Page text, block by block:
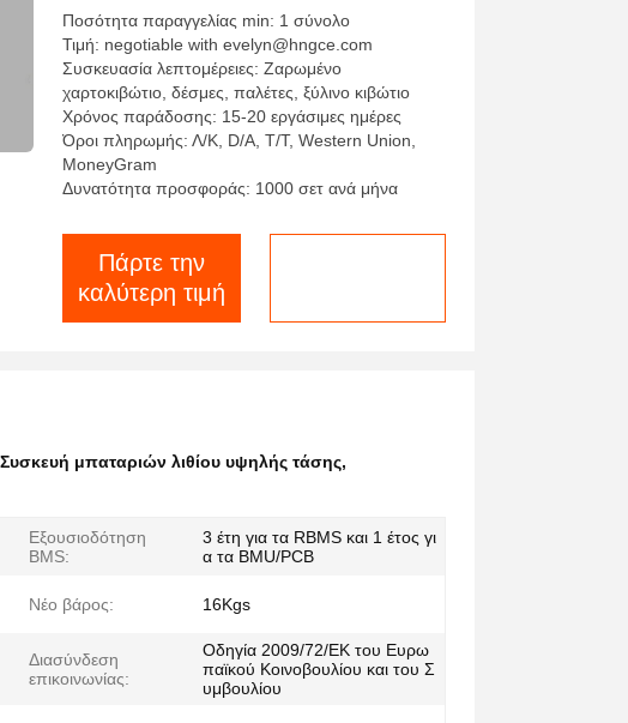
Ποσότητα παραγγελίας min: 1 σύνολο
Τιμή: negotiable with evelyn@hngce.com
Συσκευασία λεπτομέρειες: Ζαρωμένο
χαρτοκιβώτιο, δέσμες, παλέτες, ξύλινο κιβώτιο
Χρόνος παράδοσης: 15-20 εργάσιμες ημέρες
Όροι πληρωμής: Λ/Κ, D/A, T/T, Western Union,
MoneyGram
Δυνατότητα προσφοράς: 1000 σετ ανά μήνα
Πάρτε την
καλύτερη τιμή
Συσκευή μπαταριών λιθίου υψηλής τάσης,
Εξουσιοδότηση
BMS:
3 έτη για τα RBMS και 1 έτος γι
α τα BMU/PCB
Νέο βάρος: 16Kgs
Διασύνδεση
επικοινωνίας:
Οδηγία 2009/72/ΕΚ του Ευρω
παϊκού Κοινοβουλίου και του Σ
υμβουλίου